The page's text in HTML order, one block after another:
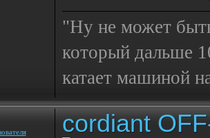
"Ну не может
который дальше
катает машиной
cordiant